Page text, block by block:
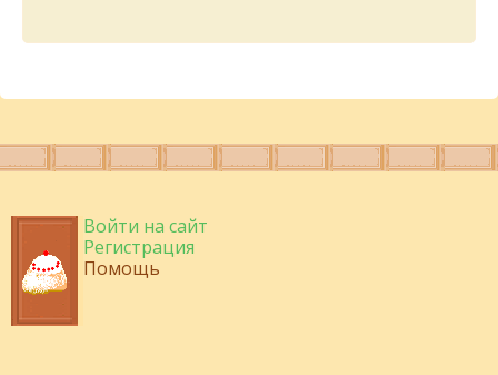
Войти на сайт
Регистрация
Помощь